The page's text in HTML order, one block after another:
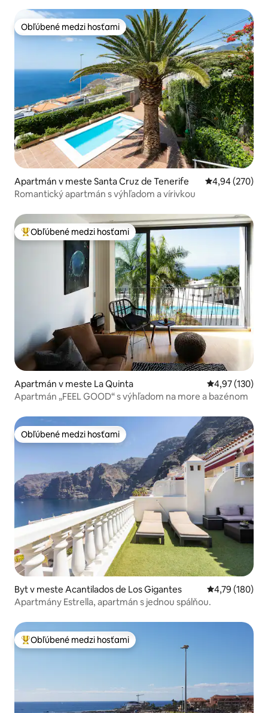
Obľúbené medzi hosťami
Obľúbené medzi hosťami
Apartmán v meste Santa Cruz de Tenerife Priemerné
4,94 (270)
Romantický apartmán s výhľadom a vírivkou
Najobľúbenejšie medzi hosťami
Obľúbené medzi hosťami
Apartmán v meste La Quinta Priemerné
4,97 (130)
Apartmán „FEEL GOOD“ s výhľadom na more a bazénom
Obľúbené medzi hosťami
Obľúbené medzi hosťami
Byt v meste Acantilados de Los Gigantes Priemerné
4,79 (180)
Apartmány Estrella, apartmán s jednou spálňou.
Najobľúbenejšie medzi hosťami
Obľúbené medzi hosťami